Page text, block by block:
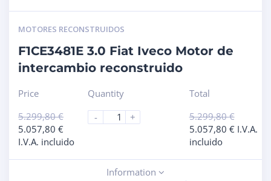
MOTORES RECONSTRUIDOS
F1CE3481E 3.0 Fiat Iveco Motor de
intercambio reconstruido
Price
5.299,80€
5.057,80 €
I.V.A. incluido
Quantity
-
+
Total
5.299,80€
5.057,80 € I.V.A.
incluido
Information